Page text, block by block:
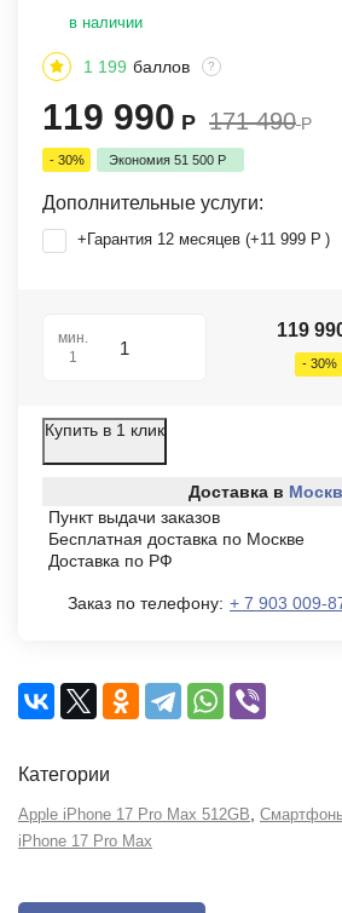
в наличии
1 199 баллов ?
119 990 Р 171 490 Р
- 30% Экономия 51 500 Р
Дополнительные услуги:
+Гарантия 12 месяцев (+11 999 Р )
мин.
1
119
- 30%
Купить в 1 клик
Доставка в
Пункт выдачи заказов
Бесплатная доставка по Москве
Доставка по РФ
Заказ по телефону: + 7 903 009-
Категории
Apple iPhone 17 Pro Max 512GB
iPhone 17 Pro Max